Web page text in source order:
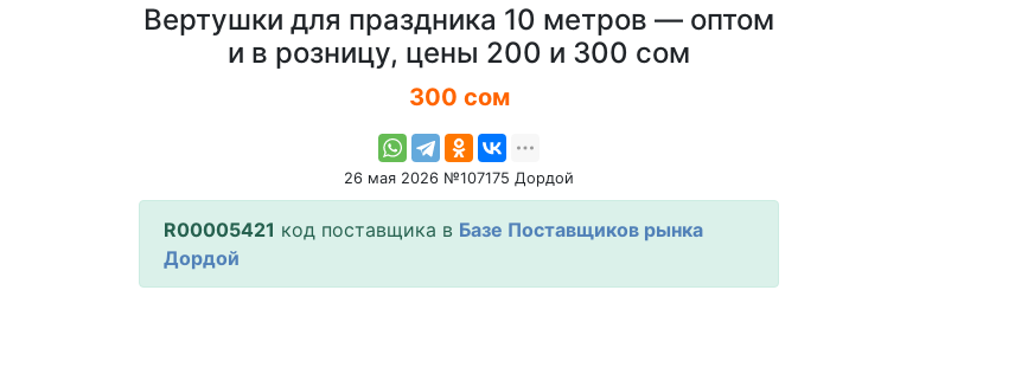
Вертушки для праздника 10 метров — оптом
и в розницу, цены 200 и 300 сом
300 сом
26 мая 2026 №107175 Дордой
R00005421 код поставщика в Базе Поставщиков рынка
Дордой